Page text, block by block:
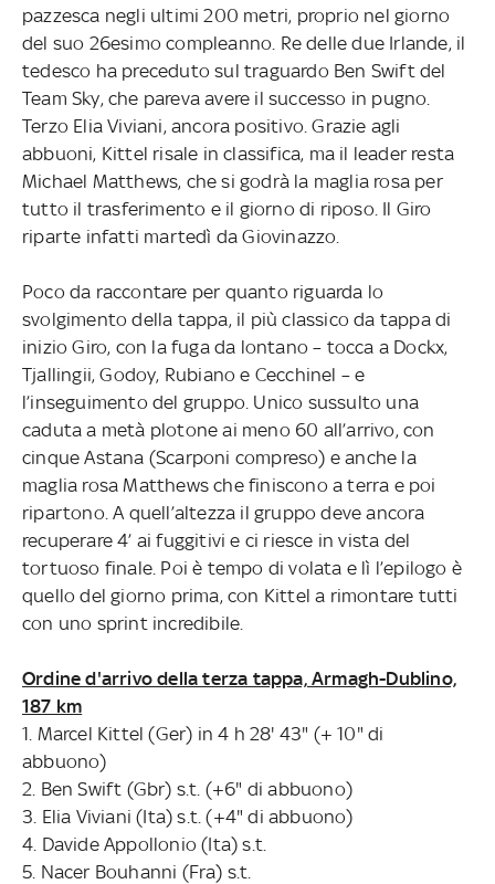
pazzesca negli ultimi 200 metri, proprio nel giorno
del suo 26esimo compleanno. Re delle due Irlande, il
tedesco ha preceduto sul traguardo Ben Swift del
Team Sky, che pareva avere il successo in pugno.
Terzo Elia Viviani, ancora positivo. Grazie agli
abbuoni, Kittel risale in classifica, ma il leader resta
Michael Matthews, che si godrà la maglia rosa per
tutto il trasferimento e il giorno di riposo. Il Giro
riparte infatti martedì da Giovinazzo.
Poco da raccontare per quanto riguarda lo
svolgimento della tappa, il più classico da tappa di
inizio Giro, con la fuga da lontano – tocca a Dockx,
Tjallingii, Godoy, Rubiano e Cecchinel – e
l’inseguimento del gruppo. Unico sussulto una
caduta a metà plotone ai meno 60 all’arrivo, con
cinque Astana (Scarponi compreso) e anche la
maglia rosa Matthews che finiscono a terra e poi
ripartono. A quell’altezza il gruppo deve ancora
recuperare 4’ ai fuggitivi e ci riesce in vista del
tortuoso finale. Poi è tempo di volata e lì l’epilogo è
quello del giorno prima, con Kittel a rimontare tutti
con uno sprint incredibile.
Ordine d'arrivo della terza tappa, Armagh-Dublino,
187 km
1. Marcel Kittel (Ger) in 4 h 28' 43" (+ 10" di
abbuono)
2. Ben Swift (Gbr) s.t. (+6" di abbuono)
3. Elia Viviani (Ita) s.t. (+4" di abbuono)
4. Davide Appollonio (Ita) s.t.
5. Nacer Bouhanni (Fra) s.t.